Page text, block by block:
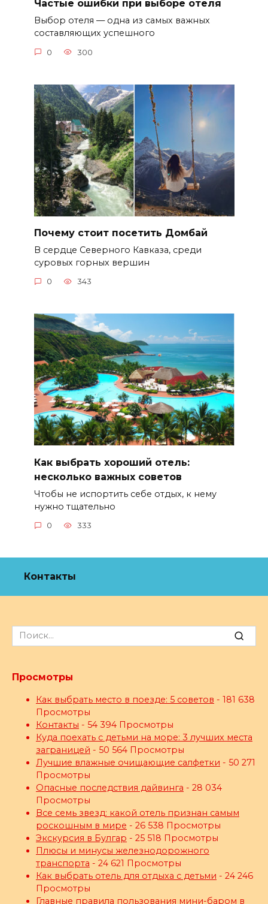
Частые ошибки при выборе отеля
Выбор отеля — одна из самых важных
составляющих успешного
0 300
Почему стоит посетить Домбай
В сердце Северного Кавказа, среди
суровых горных вершин
0 343
Как выбрать хороший отель:
несколько важных советов
Чтобы не испортить себе отдых, к нему
нужно тщательно
0 333
Контакты
Search
for:
Просмотры
Как выбрать место в поезде: 5 советов - 181 638
Просмотры
Контакты - 54 394 Просмотры
Куда поехать с детьми на море: 3 лучших места
заграницей - 50 564 Просмотры
Лучшие влажные очищающие салфетки - 50 271
Просмотры
Опасные последствия дайвинга - 28 034
Просмотры
Все семь звезд: какой отель признан самым
роскошным в мире - 26 538 Просмотры
Экскурсия в Булгар - 25 518 Просмотры
Плюсы и минусы железнодорожного
транспорта - 24 621 Просмотры
Как выбрать отель для отдыха с детьми - 24 246
Просмотры
Главные правила пользования мини-баром в